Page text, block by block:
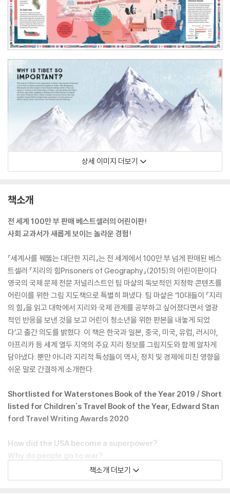
상세 이미지 더보기
책소개
전 세계 100만 부 판매 베스트셀러의 어린이판!
사회 교과서가 새롭게 보이는 놀라운 경험!
『세계사를 꿰뚫는 대단한 지리』는 전 세계에서 100만 부 넘게 판매된 베스
트셀러 『지리의 힘Prisoners of Geography』(2015)의 어린이판이다.
영국의 국제 문제 전문 저널리스트인 팀 마샬의 독보적인 지정학 콘텐츠를
어린이를 위한 그림 지도책으로 특별히 펴냈다. 팀 마샬은 ‘10대들이 『지리
의 힘』을 읽고 대학에서 지리와 국제 관계를 공부하고 싶어졌다면서 열광
적인 반응을 보낸 것을 보고 어린이 청소년을 위한 판본을 내놓게 되었
다’고 출간 의도를 밝혔다. 이 책은 한국과 일본, 중국, 미국, 유럽, 러시아,
아프리카 등 세계 열두 지역의 주요 지리 정보를 그림지도와 함께 알차게
담아냈다. 뿐만 아니라 지리적 특성들이 역사, 정치 및 경제에 미친 영향을
쉬운 말로 간결하게 소개한다.
Shortlisted for Waterstones Book of the Year 2019 / Short
listed for Children's Travel Book of the Year, Edward Stan
ford Travel Writing Awards 2020
How did the USA become a superpower?
Why do people go to war?
And why are some countries rich while others are so poor?
책소개 더보기